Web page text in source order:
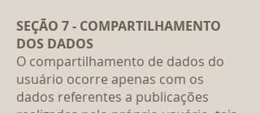
SEÇÃO 7 - COMPARTILHAMENTO
DOS DADOS
O compartilhamento de dados do
usuário ocorre apenas com os
dados referentes a publicações